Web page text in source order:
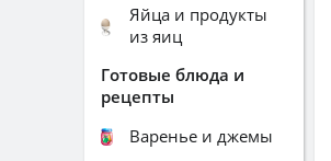
Яйца и продукты
из яиц
Готовые блюда и
рецепты
Варенье и джемы